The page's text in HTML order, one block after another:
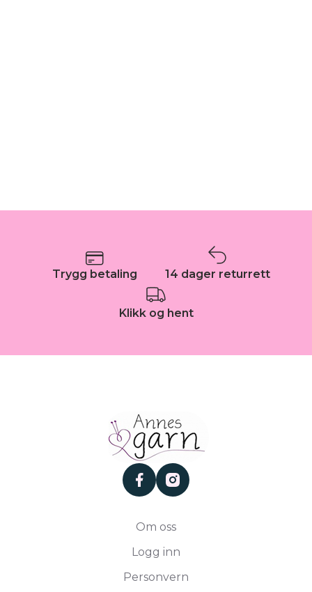
Trygg betaling 14 dager returrett
Klikk og hent
facebookinstagram
Om oss
Logg inn
Personvern